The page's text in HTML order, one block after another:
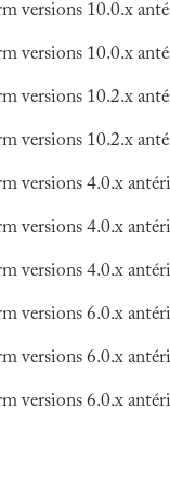
versions 10.0.x
versions 10.0.x
versions 10.2.x
versions 10.2.x
versions 4.0.x
versions 4.0.x
versions 4.0.x
versions 6.0.x
versions 6.0.x
versions 6.0.x